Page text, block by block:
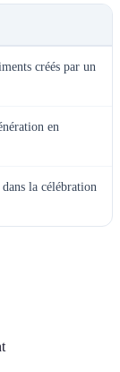
créés par un
en
la célébration